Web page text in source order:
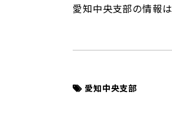
愛知中央支部の情報は
愛知中央支部